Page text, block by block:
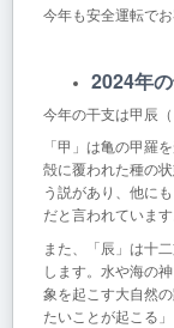
今年も安全運転で
2024年
今年の干支は甲辰
「甲」は亀の甲羅
殻に覆われた種の
う説があり、他に
だと言われています
また、「辰」は十
します。水や海の
象を起こす大自然
たいことが起こる